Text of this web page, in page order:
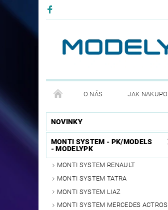
O NÁS JAK
PODMÍNKY OCHRANNY OSOBNÍCH
NOVINKY
MONTI SYSTEM - PK/MODELS
- MODELYPK
MONTI SYSTEM RENAULT
MONTI SYSTEM TATRA
MONTI SYSTEM LIAZ
MONTI SYSTEM MERCEDES ACTROS